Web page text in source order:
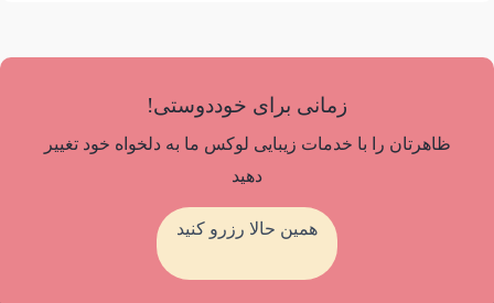
زمانی برای خوددوستی!
ظاهرتان را با خدمات زیبایی لوکس ما به دلخواه خود تغییر
دهید
همین حالا رزرو کنید